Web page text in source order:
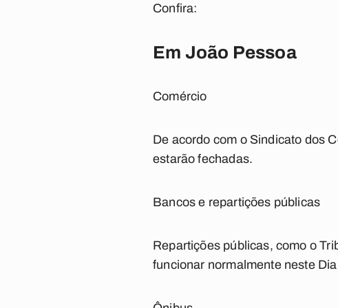
Confira:
Em João Pessoa
Comércio
De acordo com o Sindicato dos
estarão fechadas.
Bancos e repartições públicas
Repartições públicas, como o
funcionar normalmente neste